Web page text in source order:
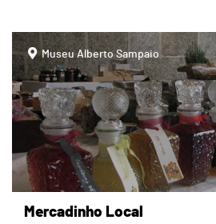
page
Museu Alberto Sampaio
Mercadinho Local